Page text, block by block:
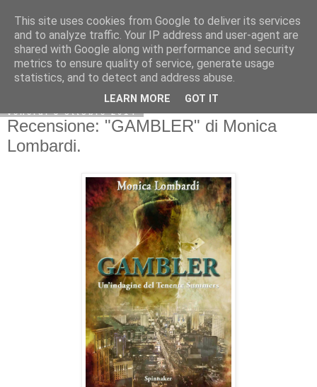
venerdì 3 ottobre 2014
Recensione: "GAMBLER" di Monica
Lombardi.
This site uses cookies from Google to deliver its services
and to analyze traffic. Your IP address and user-agent are
shared with Google along with performance and security
metrics to ensure quality of service, generate usage
statistics, and to detect and address abuse.
LEARN MORE GOT IT